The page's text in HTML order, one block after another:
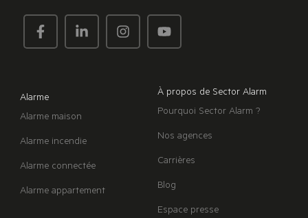
Alarme
Alarme maison
Alarme incendie
Alarme connectée
Alarme appartement
À propos de Sector Alarm
Pourquoi Sector Alarm ?
Nos agences
Carrières
Blog
Espace presse